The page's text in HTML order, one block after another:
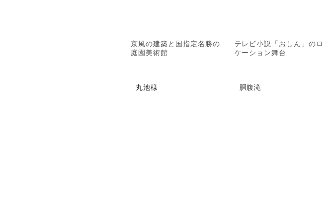
京風の建築と国指定名勝の
庭園美術館
テレビ小説「おしん」のロ
ケーション舞台
丸池様 胴腹滝